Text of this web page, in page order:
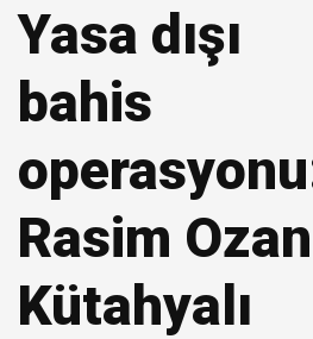
Yasa dışı
bahis
Rasim Ozan
Kütahyalı